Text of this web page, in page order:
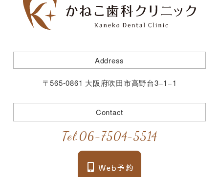
Address
〒565-0861 大阪府吹田市高野台3−1−1
Contact
Tel.06-7504-5514